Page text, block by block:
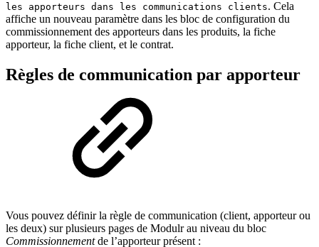
les apporteurs dans les communications clients. Cela
affiche un nouveau paramètre dans les bloc de configuration du
commissionnement des apporteurs dans les produits, la fiche
apporteur, la fiche client, et le contrat.
Règles de communication par apporteur
Vous pouvez définir la règle de communication (client, apporteur ou
les deux) sur plusieurs pages de Modulr au niveau du bloc
Commissionnementde l’apporteur présent :